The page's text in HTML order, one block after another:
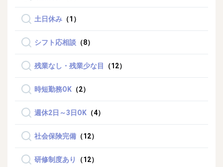
土日休み （1）
シフト応相談 （8）
残業なし・残業少な目 （12）
時短勤務OK （2）
週休2日～3日OK （4）
社会保険完備 （12）
研修制度あり （12）